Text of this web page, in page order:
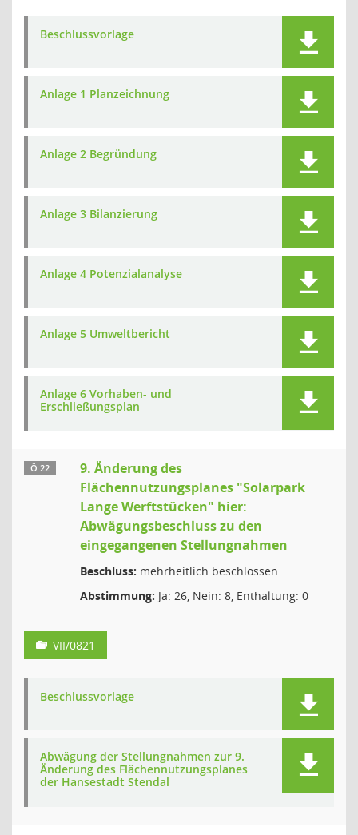
Beschlussvorlage
Anlage 1 Planzeichnung
Anlage 2 Begründung
Anlage 3 Bilanzierung
Anlage 4 Potenzialanalyse
Anlage 5 Umweltbericht
Anlage 6 Vorhaben- und
Erschließungsplan
Ö 22
9. Änderung des
Flächennutzungsplanes "Solarpark
Lange Werftstücken" hier:
Abwägungsbeschluss zu den
eingegangenen Stellungnahmen
Beschluss: mehrheitlich beschlossen
Abstimmung: Ja: 26, Nein: 8, Enthaltung: 0
VII/0821
Beschlussvorlage
Abwägung der Stellungnahmen zur 9.
Änderung des Flächennutzungsplanes
der Hansestadt Stendal